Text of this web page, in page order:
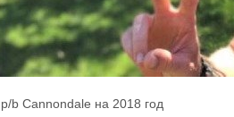
b Cannondale на 2018 год